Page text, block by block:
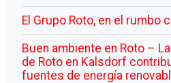
El Grupo Roto, en el rumbo
Buen ambiente en Roto –
de Roto en Kalsdorf
fuentes de energía